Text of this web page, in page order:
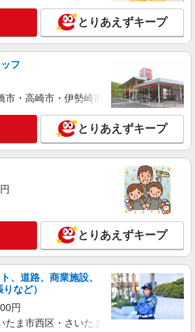
住宅の介護♪
給1500円〜2125円 ＜日払い有/週払い有/交
給(ガソリン代含む)＞
ちなか市 ※最寄り駅：勝田
詳細を見る
人生のサポーター。サ高住STAFF募
払いOK！
1500円〜2150円 ＜日払い有/週払い有/交
支給(ガソリン代含む)＞
たちなか市 ※最寄り駅：勝田
詳細を見る
とりあえずキープ
フ
市・高崎市・伊勢崎市・太田市・館林市
とりあえずキープ
とりあえずキープ
、道路、商業施設、
など）
円
たま市西区・さいたま市岩槻区・久喜市・